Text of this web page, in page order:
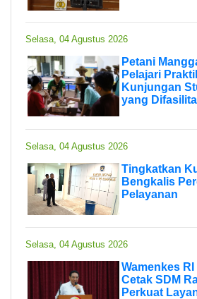
Selasa, 04 Agustus 2026
Petani
Pelajari
Kunjungan
yang
Selasa, 04 Agustus 2026
Tingkatkan
Bengkalis
Pelayanan
Selasa, 04 Agustus 2026
Wamenkes
Cetak SDM
Perkuat